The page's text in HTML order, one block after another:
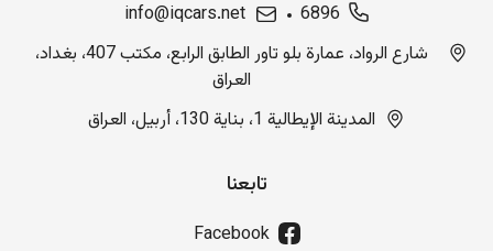
6896
info@iqcars.net
شارع الرواد، عمارة بلو تاور الطابق الرابع، مكتب 407، بغداد،
العراق
المدينة الإيطالية 1، بناية 130، أربيل، العراق
تابعنا
Facebook